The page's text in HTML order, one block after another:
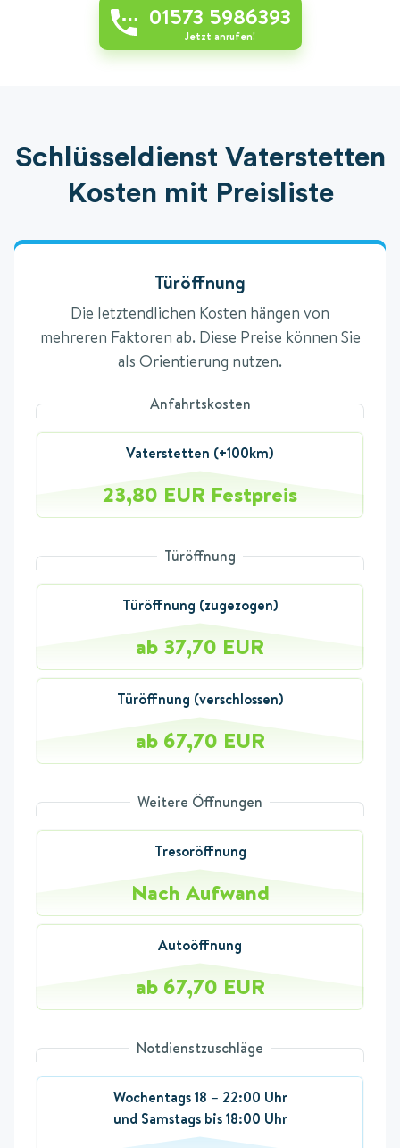
01573 5986393
Jetzt anrufen!
Schlüsseldienst Vaterstetten
Kosten mit Preisliste
Türöffnung
Die letztendlichen Kosten hängen von
mehreren Faktoren ab. Diese Preise können Sie
als Orientierung nutzen.
Anfahrtskosten
Vaterstetten (+100km)
23,80 EUR Festpreis
Türöffnung
Türöffnung (zugezogen)
ab 37,70 EUR
Türöffnung (verschlossen)
ab 67,70 EUR
Weitere Öffnungen
Tresoröffnung
Nach Aufwand
Autoöffnung
ab 67,70 EUR
Notdienstzuschläge
Wochentags 18 – 22:00 Uhr
und Samstags bis 18:00 Uhr